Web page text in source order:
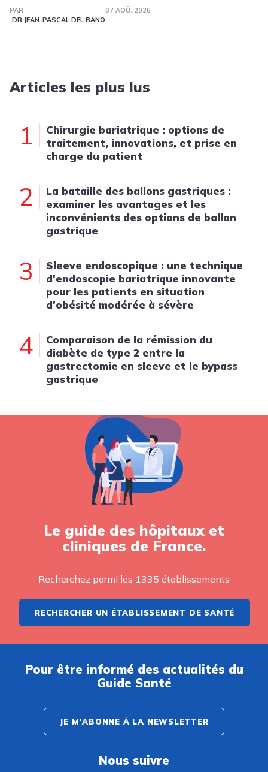
PAR
DR JEAN-PASCAL DEL BANO
07 AOÛ. 2026
Articles les plus lus
1
Chirurgie bariatrique : options de
traitement, innovations, et prise en
charge du patient
2
La bataille des ballons gastriques :
examiner les avantages et les
inconvénients des options de ballon
gastrique
3
Sleeve endoscopique : une technique
d'endoscopie bariatrique innovante
pour les patients en situation
d'obésité modérée à sévère
4
Comparaison de la rémission du
diabète de type 2 entre la
gastrectomie en sleeve et le bypass
gastrique
Le guide des hôpitaux et
cliniques de France.
Recherchez parmi les 1335 établissements
RECHERCHER UN ÉTABLISSEMENT DE SANTÉ
Pour être informé des actualités du
Guide Santé
JE M'ABONNE À LA NEWSLETTER
Nous suivre